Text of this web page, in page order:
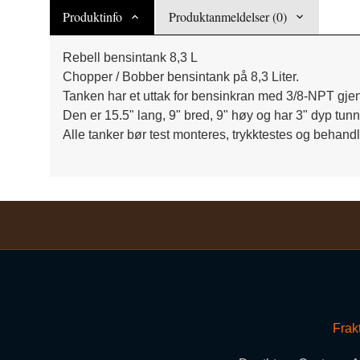
Produktinfo Produktanmeldelser (0)
Rebell bensintank 8,3 L
Chopper / Bobber bensintank på 8,3 Liter.
Tanken har et uttak for bensinkran med 3/8-NPT
Den er 15.5" lang, 9" bred, 9" høy og har 3" dyp
Alle tanker bør test monteres, trykktestes og